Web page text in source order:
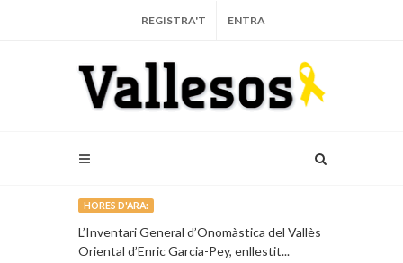
REGISTRA'T ENTRA
HORES D'ARA:
L’Inventari General d’Onomàstica del Vallès
Oriental d’Enric Garcia-Pey, enllestit...